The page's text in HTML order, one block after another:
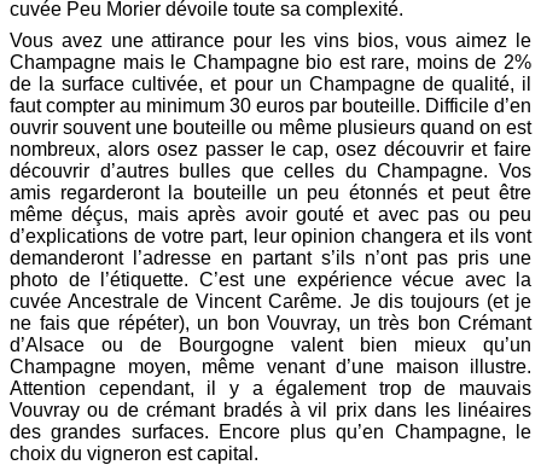
cuvée Peu Morier dévoile toute sa complexité.
Vous avez une attirance pour les vins bios, vous aimez le
Champagne mais le Champagne bio est rare, moins de 2%
de la surface cultivée, et pour un Champagne de qualité, il
faut compter au minimum 30 euros par bouteille. Difficile d’en
ouvrir souvent une bouteille ou même plusieurs quand on est
nombreux, alors osez passer le cap, osez découvrir et faire
découvrir d’autres bulles que celles du Champagne. Vos
amis regarderont la bouteille un peu étonnés et peut être
même déçus, mais après avoir gouté et avec pas ou peu
d’explications de votre part, leur opinion changera et ils vont
demanderont l’adresse en partant s’ils n’ont pas pris une
photo de l’étiquette. C’est une expérience vécue avec la
cuvée Ancestrale de Vincent Carême. Je dis toujours (et je
ne fais que répéter), un bon Vouvray, un très bon Crémant
d’Alsace ou de Bourgogne valent bien mieux qu’un
Champagne moyen, même venant d’une maison illustre.
Attention cependant, il y a également trop de mauvais
Vouvray ou de crémant bradés à vil prix dans les linéaires
des grandes surfaces. Encore plus qu’en Champagne, le
choix du vigneron est capital.